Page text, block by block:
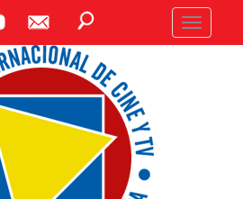
Toggle
navigation